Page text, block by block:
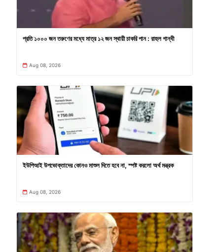
প্রতি ১০০০ জন তরুণের মধ্যে মাত্র ১২ জন স্থায়ী চাকরি পান : রাহুল গান্ধী
Aug 08, 2026
ইউপিআই উপভোক্তাদের কোনও মাশুল দিতে হবে না, স্পষ্ট করলো অর্থ মন্ত্রক
Aug 08, 2026